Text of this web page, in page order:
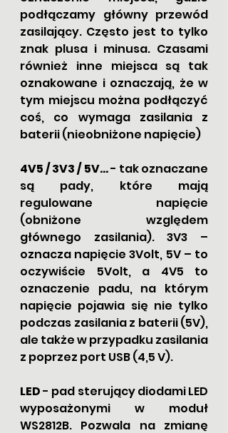
podłączamy główny przewód
zasilający. Często jest to tylko
znak plusa i minusa. Czasami
również inne miejsca są tak
oznakowane i oznaczają, że w
tym miejscu można podłączyć
coś, co wymaga zasilania z
baterii (nieobniżone napięcie)
4V5 / 3V3 / 5V… - tak oznaczane
są pady, które mają
regulowane napięcie
(obniżone względem
głównego zasilania). 3V3 –
oznacza napięcie 3Volt, 5V – to
oczywiście 5Volt, a 4V5 to
oznaczenie padu, na którym
napięcie pojawia się nie tylko
podczas zasilania z baterii (5V),
ale także w przypadku zasilania
z poprzez port USB (4,5 V).
LED - pad sterujący diodami LED
wyposażonymi w moduł
WS2812B. Pozwala na zmianę